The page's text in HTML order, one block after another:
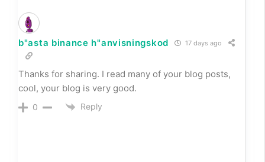
b"asta binance h"anvisningskod 17 days ago